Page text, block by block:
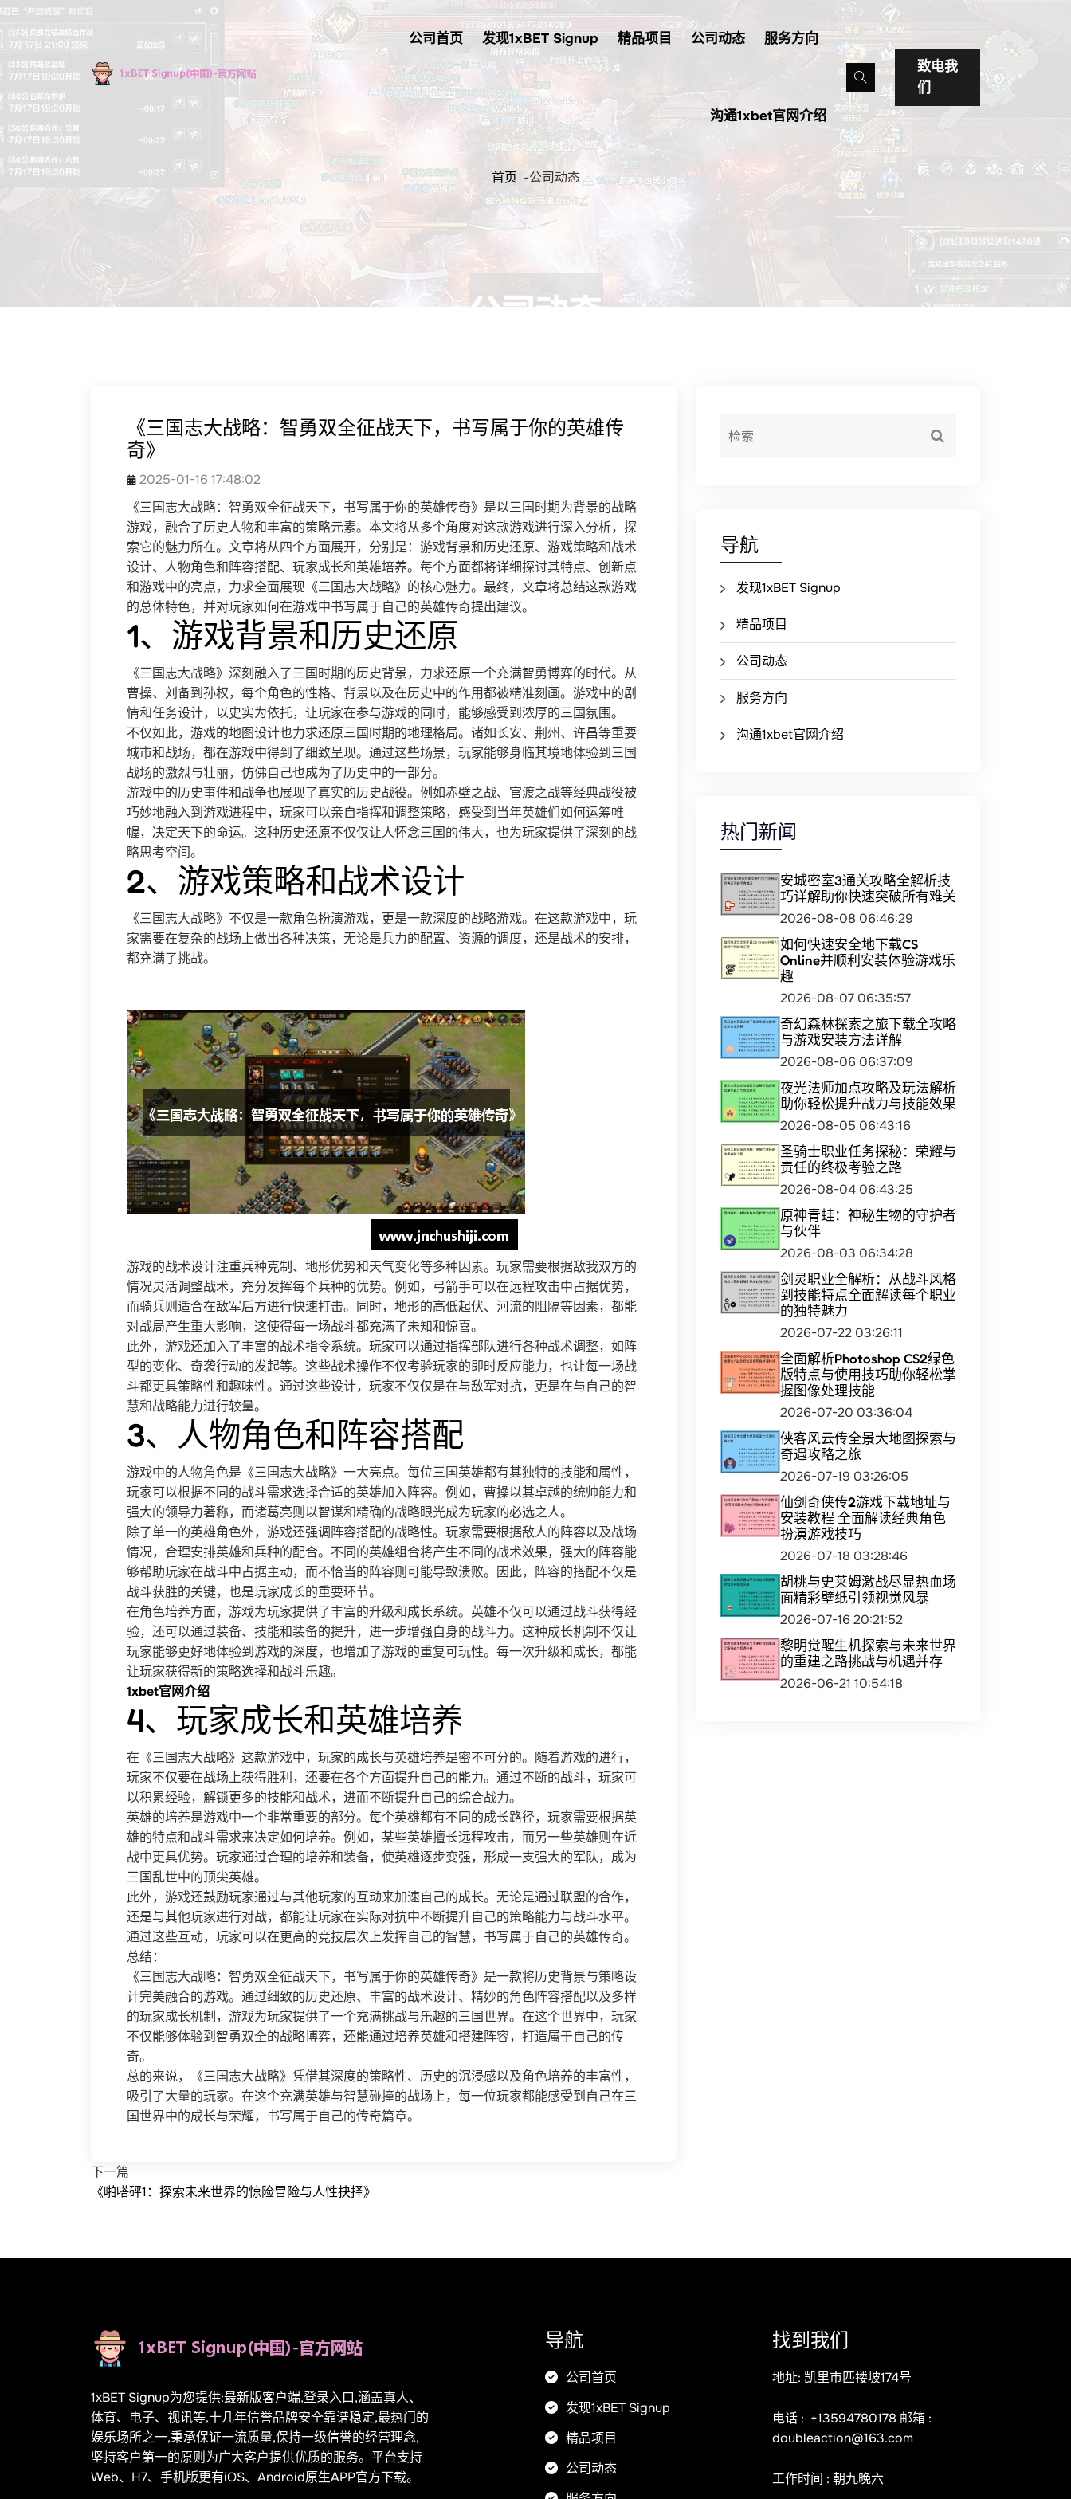
公司首页 发现1xBET Signup 精品项目 公司动态 服务方向
沟通1xbet官网介绍
致电我
们
首页 -公司动态
《三国志大战略：智勇双全征战天下，书写属于你的英雄传
奇》
2025-01-16 17:48:02
《三国志大战略：智勇双全征战天下，书写属于你的英雄传奇》是以三国时期为背景的战略
游戏，融合了历史人物和丰富的策略元素。本文将从多个角度对这款游戏进行深入分析，探
索它的魅力所在。文章将从四个方面展开，分别是：游戏背景和历史还原、游戏策略和战术
设计、人物角色和阵容搭配、玩家成长和英雄培养。每个方面都将详细探讨其特点、创新点
和游戏中的亮点，力求全面展现《三国志大战略》的核心魅力。最终，文章将总结这款游戏
的总体特色，并对玩家如何在游戏中书写属于自己的英雄传奇提出建议。
1、游戏背景和历史还原
《三国志大战略》深刻融入了三国时期的历史背景，力求还原一个充满智勇博弈的时代。从
曹操、刘备到孙权，每个角色的性格、背景以及在历史中的作用都被精准刻画。游戏中的剧
情和任务设计，以史实为依托，让玩家在参与游戏的同时，能够感受到浓厚的三国氛围。
不仅如此，游戏的地图设计也力求还原三国时期的地理格局。诸如长安、荆州、许昌等重要
城市和战场，都在游戏中得到了细致呈现。通过这些场景，玩家能够身临其境地体验到三国
战场的激烈与壮丽，仿佛自己也成为了历史中的一部分。
游戏中的历史事件和战争也展现了真实的历史战役。例如赤壁之战、官渡之战等经典战役被
巧妙地融入到游戏进程中，玩家可以亲自指挥和调整策略，感受到当年英雄们如何运筹帷
幄，决定天下的命运。这种历史还原不仅仅让人怀念三国的伟大，也为玩家提供了深刻的战
略思考空间。
2、游戏策略和战术设计
《三国志大战略》不仅是一款角色扮演游戏，更是一款深度的战略游戏。在这款游戏中，玩
家需要在复杂的战场上做出各种决策，无论是兵力的配置、资源的调度，还是战术的安排，
都充满了挑战。
游戏的战术设计注重兵种克制、地形优势和天气变化等多种因素。玩家需要根据敌我双方的
情况灵活调整战术，充分发挥每个兵种的优势。例如，弓箭手可以在远程攻击中占据优势，
而骑兵则适合在敌军后方进行快速打击。同时，地形的高低起伏、河流的阻隔等因素，都能
对战局产生重大影响，这使得每一场战斗都充满了未知和惊喜。
此外，游戏还加入了丰富的战术指令系统。玩家可以通过指挥部队进行各种战术调整，如阵
型的变化、奇袭行动的发起等。这些战术操作不仅考验玩家的即时反应能力，也让每一场战
斗都更具策略性和趣味性。通过这些设计，玩家不仅仅是在与敌军对抗，更是在与自己的智
慧和战略能力进行较量。
3、人物角色和阵容搭配
游戏中的人物角色是《三国志大战略》一大亮点。每位三国英雄都有其独特的技能和属性，
玩家可以根据不同的战斗需求选择合适的英雄加入阵容。例如，曹操以其卓越的统帅能力和
强大的领导力著称，而诸葛亮则以智谋和精确的战略眼光成为玩家的必选之人。
除了单一的英雄角色外，游戏还强调阵容搭配的战略性。玩家需要根据敌人的阵容以及战场
情况，合理安排英雄和兵种的配合。不同的英雄组合将产生不同的战术效果，强大的阵容能
够帮助玩家在战斗中占据主动，而不恰当的阵容则可能导致溃败。因此，阵容的搭配不仅是
战斗获胜的关键，也是玩家成长的重要环节。
在角色培养方面，游戏为玩家提供了丰富的升级和成长系统。英雄不仅可以通过战斗获得经
验，还可以通过装备、技能和装备的提升，进一步增强自身的战斗力。这种成长机制不仅让
玩家能够更好地体验到游戏的深度，也增加了游戏的重复可玩性。每一次升级和成长，都能
让玩家获得新的策略选择和战斗乐趣。
1xbet官网介绍
4、玩家成长和英雄培养
在《三国志大战略》这款游戏中，玩家的成长与英雄培养是密不可分的。随着游戏的进行，
玩家不仅要在战场上获得胜利，还要在各个方面提升自己的能力。通过不断的战斗，玩家可
以积累经验，解锁更多的技能和战术，进而不断提升自己的综合战力。
英雄的培养是游戏中一个非常重要的部分。每个英雄都有不同的成长路径，玩家需要根据英
雄的特点和战斗需求来决定如何培养。例如，某些英雄擅长远程攻击，而另一些英雄则在近
战中更具优势。玩家通过合理的培养和装备，使英雄逐步变强，形成一支强大的军队，成为
三国乱世中的顶尖英雄。
此外，游戏还鼓励玩家通过与其他玩家的互动来加速自己的成长。无论是通过联盟的合作，
还是与其他玩家进行对战，都能让玩家在实际对抗中不断提升自己的策略能力与战斗水平。
通过这些互动，玩家可以在更高的竞技层次上发挥自己的智慧，书写属于自己的英雄传奇。
总结：
《三国志大战略：智勇双全征战天下，书写属于你的英雄传奇》是一款将历史背景与策略设
计完美融合的游戏。通过细致的历史还原、丰富的战术设计、精妙的角色阵容搭配以及多样
的玩家成长机制，游戏为玩家提供了一个充满挑战与乐趣的三国世界。在这个世界中，玩家
不仅能够体验到智勇双全的战略博弈，还能通过培养英雄和搭建阵容，打造属于自己的传
奇。
总的来说，《三国志大战略》凭借其深度的策略性、历史的沉浸感以及角色培养的丰富性，
吸引了大量的玩家。在这个充满英雄与智慧碰撞的战场上，每一位玩家都能感受到自己在三
国世界中的成长与荣耀，书写属于自己的传奇篇章。
下一篇
《啪嗒砰1：探索未来世界的惊险冒险与人性抉择》
导航
发现1xBET Signup
精品项目
公司动态
服务方向
沟通1xbet官网介绍
热门新闻
安城密室3通关攻略全解析技
巧详解助你快速突破所有难关
2026-08-08 06:46:29
如何快速安全地下载CS
Online并顺利安装体验游戏乐
趣
2026-08-07 06:35:57
奇幻森林探索之旅下载全攻略
与游戏安装方法详解
2026-08-06 06:37:09
夜光法师加点攻略及玩法解析
助你轻松提升战力与技能效果
2026-08-05 06:43:16
圣骑士职业任务探秘：荣耀与
责任的终极考验之路
2026-08-04 06:43:25
原神青蛙：神秘生物的守护者
与伙伴
2026-08-03 06:34:28
剑灵职业全解析：从战斗风格
到技能特点全面解读每个职业
的独特魅力
2026-07-22 03:26:11
全面解析Photoshop CS2绿色
版特点与使用技巧助你轻松掌
握图像处理技能
2026-07-20 03:36:04
侠客风云传全景大地图探索与
奇遇攻略之旅
2026-07-19 03:26:05
仙剑奇侠传2游戏下载地址与
安装教程 全面解读经典角色
扮演游戏技巧
2026-07-18 03:28:46
胡桃与史莱姆激战尽显热血场
面精彩壁纸引领视觉风暴
2026-07-16 20:21:52
黎明觉醒生机探索与未来世界
的重建之路挑战与机遇并存
2026-06-21 10:54:18
1xBET Signup为您提供:最新版客户端,登录入口,涵盖真人、
体育、电子、视讯等,十几年信誉品牌安全靠谱稳定,最热门的
娱乐场所之一,秉承保证一流质量,保持一级信誉的经营理念,
坚持客户第一的原则为广大客户提供优质的服务。平台支持
Web、H7、手机版更有iOS、Android原生APP官方下载。
导航
公司首页
发现1xBET Signup
精品项目
公司动态
找到我们
地址: 凯里市匹搂坡174号
电话 : +13594780178 邮箱 :
doubleaction@163.com
工作时间 : 朝九晚六